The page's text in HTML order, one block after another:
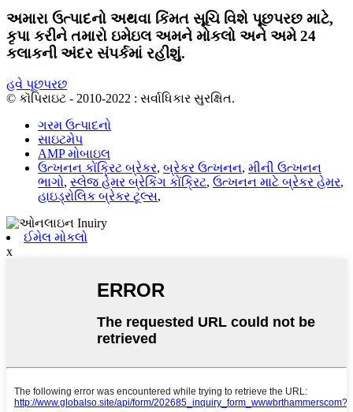
અમારા ઉત્પાદનો અથવા કિંમત સૂચિ વિશે પૂછપરછ માટે,
કૃપા કરીને તમારો ઇમેઇલ અમને મોકલો અને અમે 24
કલાકની અંદર સંપર્કમાં રહીશું.
હવે પૂછપરછ
© કૉપિરાઇટ - 2010-2022 : સર્વાધિકાર સુરક્ષિત.
ગરમ ઉત્પાદનો
સાઇટમેપ
AMP મોબાઇલ
ઉત્ખનન કોંક્રિટ બ્રેકર, બ્રેકર ઉત્ખનન, મીની ઉત્ખનન
ભાગો, સ્લેજ હેમર બ્રેકિંગ કોંક્રિટ, ઉત્ખનન માટે બ્રેકર હેમર,
હાઇડ્રોલિક બ્રેકર ટૂલ્સ,
ઈમેલ મોકલો
x